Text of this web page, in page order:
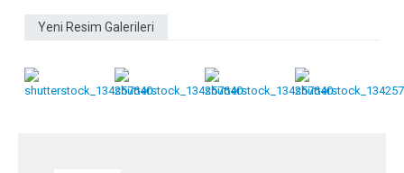
Yeni Resim Galerileri